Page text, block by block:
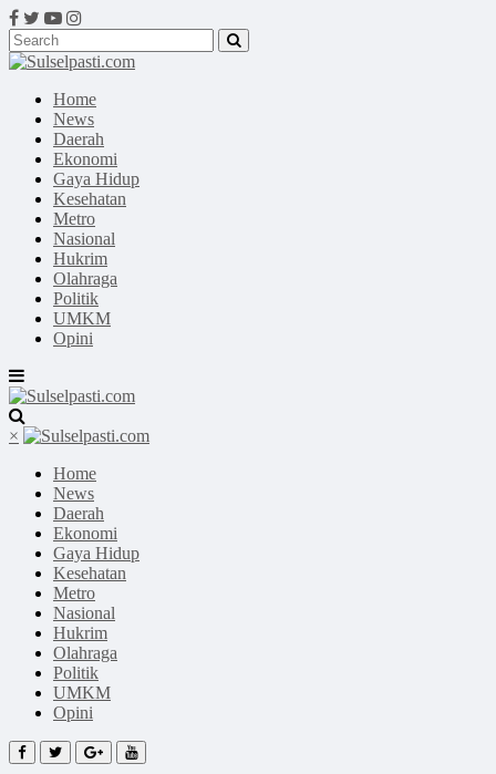
Home
News
Daerah
Ekonomi
Gaya Hidup
Kesehatan
Metro
Nasional
Hukrim
Olahraga
Politik
UMKM
Opini
×
Home
News
Daerah
Ekonomi
Gaya Hidup
Kesehatan
Metro
Nasional
Hukrim
Olahraga
Politik
UMKM
Opini